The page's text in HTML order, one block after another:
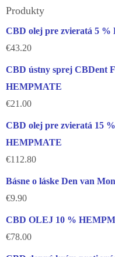
Produkty
CBD olej pre zvieratá 5
€43.20
CBD ústny sprej CBDent
HEMPMATE
€21.00
CBD olej pre zvieratá 15
HEMPMATE
€112.80
Básne o láske Den van
€9.90
CBD OLEJ 10 %
€78.00